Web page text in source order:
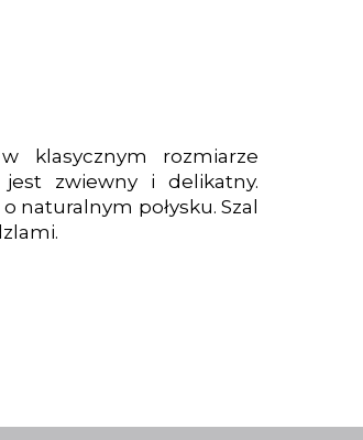
klasycznym rozmiarze
jest zwiewny i delikatny.
naturalnym połysku. Szal